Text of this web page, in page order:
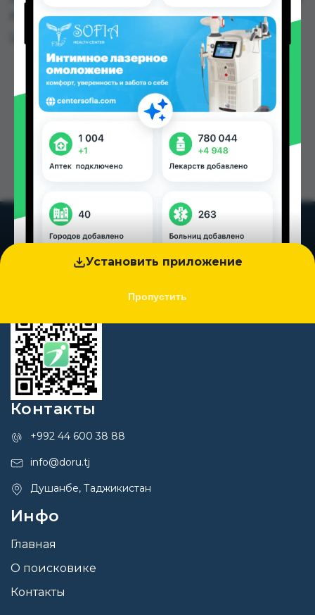
Установить приложение
Пропустить
и других городах Таджикистана
Цена: от24.40 TJS
Контакты
+992 44 600 38 88
info@doru.tj
Душанбе, Таджикистан
Инфо
Главная
О поисковике
Контакты